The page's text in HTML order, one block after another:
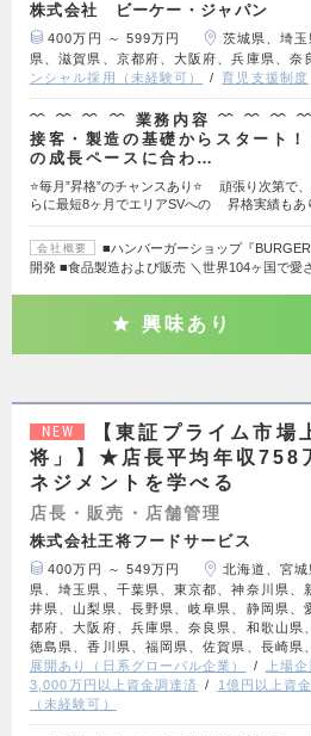
株式会社 ビーケー・ジャパン
400万円 ～ 599万円
茨城県、埼玉
県、滋賀県、京都府、大阪府、兵庫県、奈
ンシャル採用（未経験可）
育児支援制度
﹌ ﹌ ﹌ ﹌ 業務内容 ﹌ ﹌ ﹌
接客・製造の基礎からスタート
の成長ペースに合わ…
⭐毎月”昇格”のチャンスあり⭐ 頑張り次第で
らに最短8ヶ月でエリアSVへの 昇格実績も
会社概要
■ハンバーガーショップ『
開発 ■食品製造および販売 ＼世界104ヶ国で愛
興味あり
NEW
【東証プライム市場
将」】★店長平均年収758
ネジメントを学べる
店長・販売・店舗管理
株式会社王将フードサービス
400万円 ～ 549万円
北海道、宮
県、埼玉県、千葉県、東京都、神奈川県、
井県、山梨県、長野県、岐阜県、静岡県、
都府、大阪府、兵庫県、奈良県、和歌山県
徳島県、香川県、福岡県、佐賀県、長崎県
展開あり（日系グローバル企業）
上場企
3,000万円以上資金調達済
1億円以上資
（未経験可）